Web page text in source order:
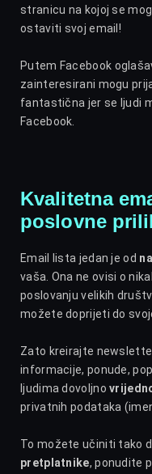
stranicu na kojoj se
ostaviti svoj email!
Putem Facebook
zainteresirani mogu
fantastična jer se ljudi
Facebook.
Kvalitetna
poslovne
Email lista jedan je od
vaša. Ona ne ovisi o
poslovanju velikih
možete doprijeti do
Zato kreirajte
informacije, ponude,
ljudima dovoljno
privatnih podataka
To možete učiniti tako
pretplatnike, ponudite